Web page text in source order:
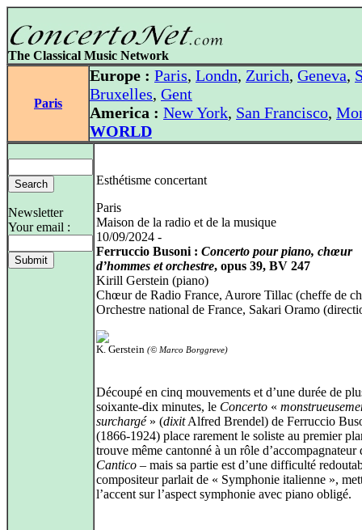
The Classical Music Network
Paris
Europe : Paris, Londn, Zurich, Geneva,
Bruxelles, Gent
America : New York, San Francisco,
WORLD
Newsletter
Your email :
Esthétisme concertant
Paris
Maison de la radio et de la musique
10/09/2024 -
Ferruccio Busoni : Concerto pour piano, chœur
d’hommes et orchestre, opus 39, BV 247
Kirill Gerstein (piano)
Chœur de Radio France, Aurore Tillac (cheffe de
Orchestre national de France, Sakari Oramo
K. Gerstein (© Marco Borggreve)
Découpé en cinq mouvements et d’une durée de
soixante-dix minutes, le Concerto «
surchargé» (dixitAlfred Brendel) de Ferruccio
(1866‑1924) place rarement le soliste au premier
trouve même cantonné à un rôle d’accompagnateur
Cantico – mais sa partie est d’une difficulté
compositeur parlait de « Symphonie italienne »,
l’accent sur l’aspect symphonie avec piano obligé.